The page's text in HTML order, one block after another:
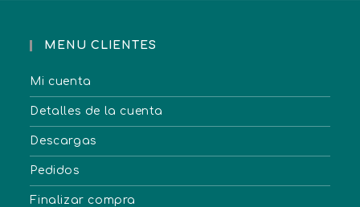
MENU CLIENTES
Mi cuenta
Detalles de la cuenta
Descargas
Pedidos
Finalizar compra